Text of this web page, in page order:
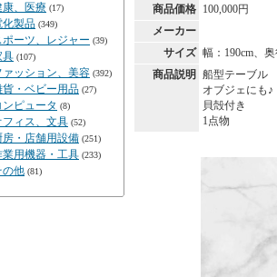
康、医療 (17)
化製品 (349)
ポーツ、レジャー (39)
具 (107)
ァッション、美容 (392)
貨・ベビー用品 (27)
ンピュータ (8)
フィス、文具 (52)
房・店舗用設備 (251)
業用機器・工具 (233)
の他 (81)
商品価格 100,000円
メーカー
サイズ 幅：190cm、
商品説明
船型テーブル
オブジェにも♪
貝殻付き
1点物